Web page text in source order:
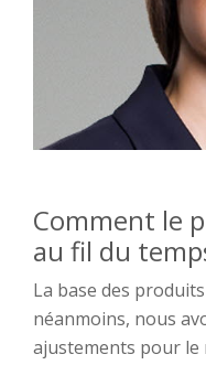
Comment le
au fil du
La base des produits
néanmoins, nous
ajustements pour